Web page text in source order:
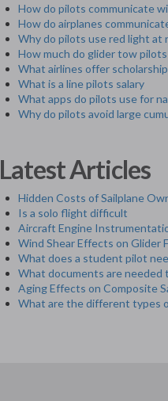
How do pilots communicate
How do airplanes
Why do pilots use red light at
How much do glider tow pilots
What airlines offer
What is a line pilots salary
What apps do pilots use for
Why do pilots avoid large
Latest Articles
Hidden Costs of Sailplane
Is a solo flight difficult
Aircraft Engine
Wind Shear Effects on Glider
What does a student pilot
What documents are needed
Aging Effects on Composite
What are the different types